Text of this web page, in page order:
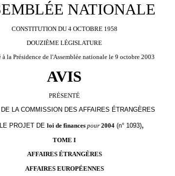
NATIONALE
CONSTITUTION DU 4 OCTOBRE 1958
DOUZIÈME LÉGISLATURE
à la Présidence de l'Assemblée nationale le 9 octobre 2003
AVIS
PRÉSENTÉ
LA COMMISSION DES AFFAIRES ÉTRANGÈRES
PROJET DE loi de finances pour 2004 (n° 1093),
TOME I
AFFAIRES ÉTRANGÈRES
AFFAIRES EUROPÉENNES